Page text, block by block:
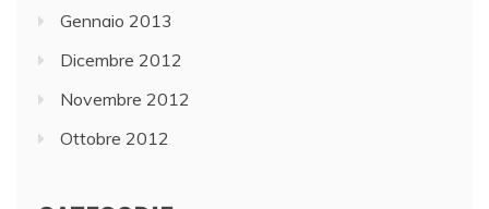
Gennaio 2013
Dicembre 2012
Novembre 2012
Ottobre 2012